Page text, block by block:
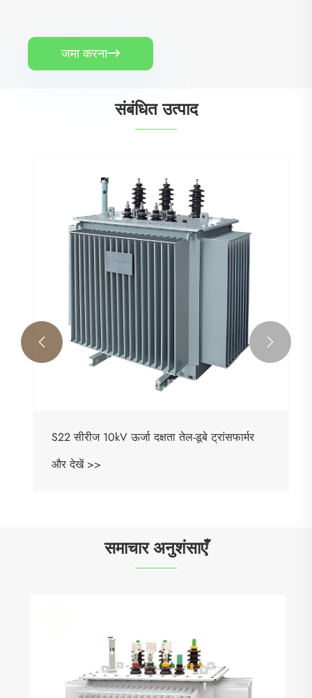
जमा करना
संबंधित उत्पाद
S22 सीरीज 10kV ऊर्जा दक्षता तेल-डूबे ट्रांसफार्मर
और देखें >>
 
समाचार अनुशंसाएँ